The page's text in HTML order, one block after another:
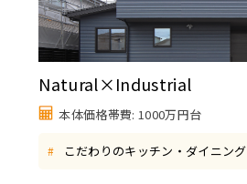
Natural×Industrial
本体価格帯費: 1000万円台
# こだわりのキッチン・ダイニング